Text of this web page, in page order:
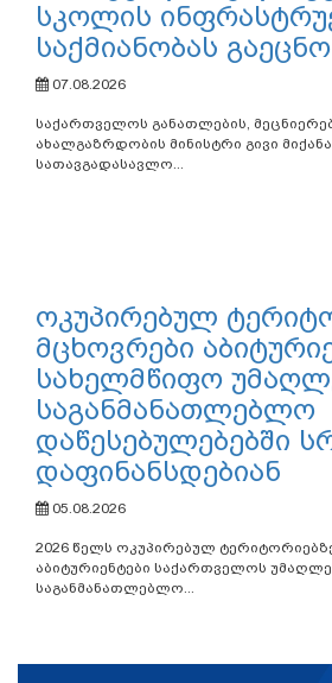
სკოლის
საქმიანობას გაეცნო
07.08.2026
საქართველოს განათლების,
ახალგაზრდობის მინისტრი გივი
სათავგადასავლო...
ოკუპირებულ
მცხოვრები
სახელმწიფო
საგანმანათლებლო
დაწესებულებებში
დაფინანსდებიან
05.08.2026
2026 წელს ოკუპირებულ
აბიტურიენტები საქართველოს
საგანმანათლებლო...